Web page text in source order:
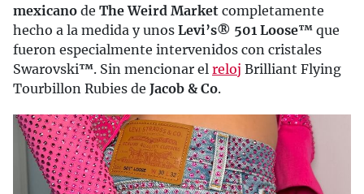
mexicano de The Weird Market completamente
hecho a la medida y unos Levi’s® 501 Loose™ que
fueron especialmente intervenidos con cristales
Swarovski™. Sin mencionar el reloj Brilliant Flying
Tourbillon Rubies de Jacob & Co.